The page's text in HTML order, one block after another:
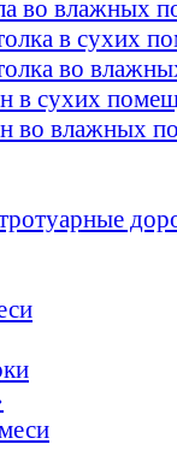
во влажных
в сухих
во
в сухих
во влажных